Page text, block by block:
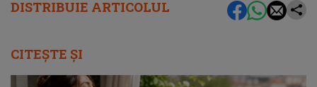
DISTRIBUIE ARTICOLUL
CITEȘTE ȘI